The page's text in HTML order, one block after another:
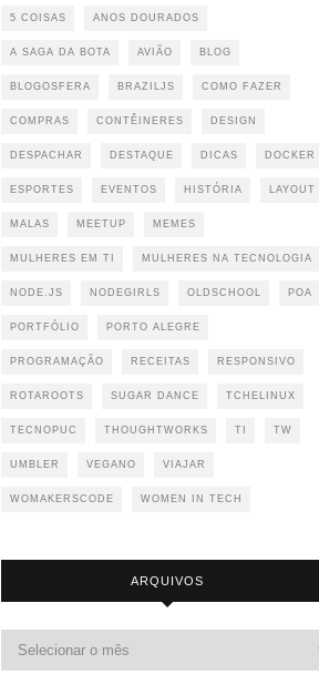
5 COISAS ANOS DOURADOS
A SAGA DA BOTA AVIÃO BLOG
BLOGOSFERA BRAZILJS COMO FAZER
COMPRAS CONTÊINERES DESIGN
DESPACHAR DESTAQUE DICAS DOCKER
ESPORTES EVENTOS HISTÓRIA LAYOUT
MALAS MEETUP MEMES
MULHERES EM TI MULHERES NA TECNOLOGIA
NODE.JS NODEGIRLS OLDSCHOOL POA
PORTFÓLIO PORTO ALEGRE
PROGRAMAÇÃO RECEITAS RESPONSIVO
ROTAROOTS SUGAR DANCE TCHELINUX
TECNOPUC THOUGHTWORKS TI TW
UMBLER VEGANO VIAJAR
WOMAKERSCODE WOMEN IN TECH
ARQUIVOS